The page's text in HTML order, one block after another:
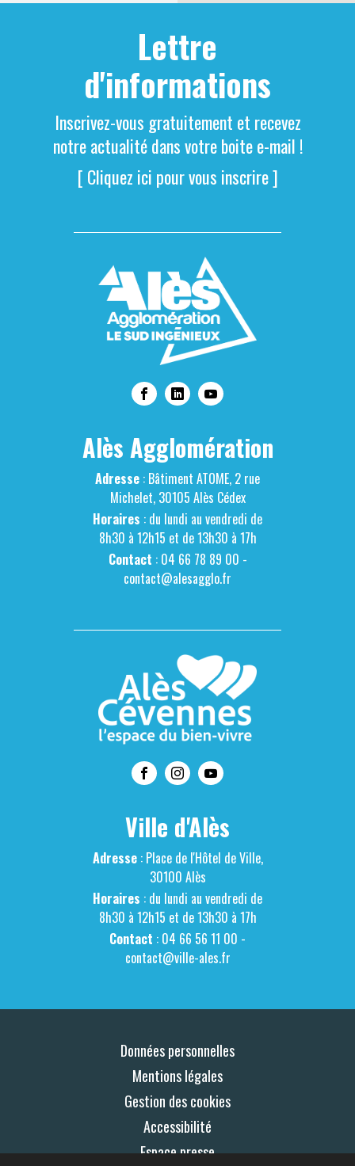
Lettre
d'informations
Inscrivez-vous gratuitement et recevez
notre actualité dans votre boite e-mail !
[ Cliquez ici pour vous inscrire ]
Alès Agglomération
Adresse : Bâtiment ATOME, 2 rue
Michelet, 30105 Alès Cédex
Horaires : du lundi au vendredi de
8h30 à 12h15 et de 13h30 à 17h
Contact : 04 66 78 89 00 -
contact@alesagglo.fr
Ville d'Alès
Adresse: Place de l'Hôtel de Ville,
30100 Alès
Horaires : du lundi au vendredi de
8h30 à 12h15 et de 13h30 à 17h
Contact : 04 66 56 11 00 -
contact@ville-ales.fr
Données personnelles
Mentions légales
Gestion des cookies
Accessibilité
Espace presse